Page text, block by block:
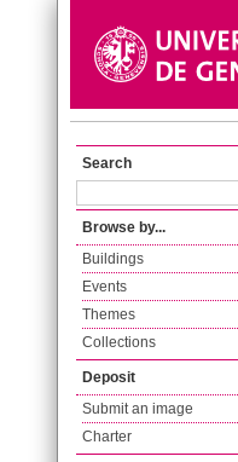
Search
Browse by...
Buildings
Events
Themes
Collections
Deposit
Submit an image
Charter